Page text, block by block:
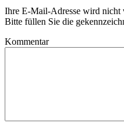
Ihre E-Mail-Adresse wird nicht
Bitte füllen Sie die
Kommentar